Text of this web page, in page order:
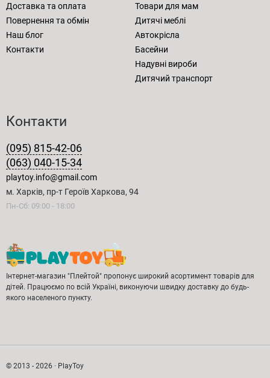
Доставка та оплата
Повернення та обмін
Наш блог
Контакти
Товари для мам
Дитячі меблі
Автокрісла
Басейни
Надувні вироби
Дитячий транспорт
Контакти
(095) 815-42-06
(063) 040-15-34
playtoy.info@gmail.com
м. Харків, пр-т Героїв Харкова, 94
Пн-Сб: 09:00 - 18:00
Інтернет-магазин "Плейтой" пропонує широкий асортимент товарів для
дітей. Працюємо по всій Україні, виконуючи швидку доставку до будь-
якого населеного пункту.
© 2013 - 2026 · PlayToy